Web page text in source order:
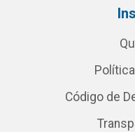
Código de